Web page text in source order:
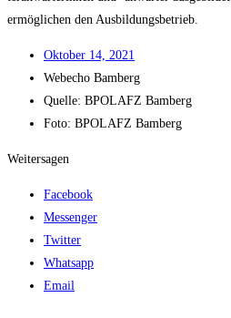
ermög­li­chen den Ausbildungsbetrieb.
Okto­ber 14, 2021
Web­echo Bamberg
Quel­le: BPOLAFZ Bamberg
Foto: BPOLAFZ Bamberg
Weitersagen
Facebook
Messenger
Twitter
Whatsapp
Email